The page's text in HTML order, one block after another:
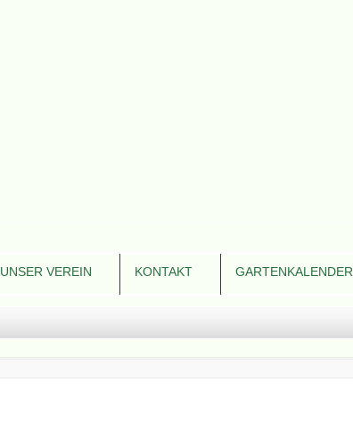
UNSER VEREIN KONTAKT GARTENKALENDER